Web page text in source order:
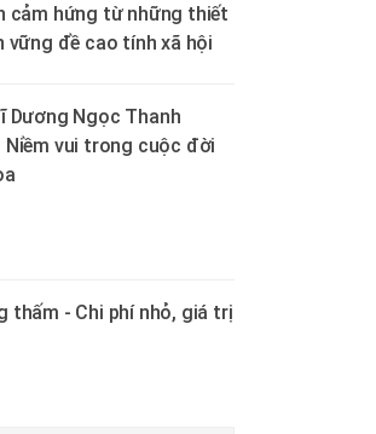
cảm hứng từ những thiết
vững đề cao tính xã hội
Dương Ngọc Thanh
Niềm vui trong cuộc đời
thấm - Chi phí nhỏ, giá trị